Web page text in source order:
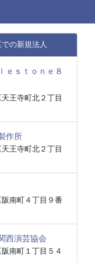
の新規法人
ｅｓｔｏｎｅ８
王寺町北２丁目
作所
王寺町北２丁目
南町４丁目９番
西演芸協会
南町１丁目５４